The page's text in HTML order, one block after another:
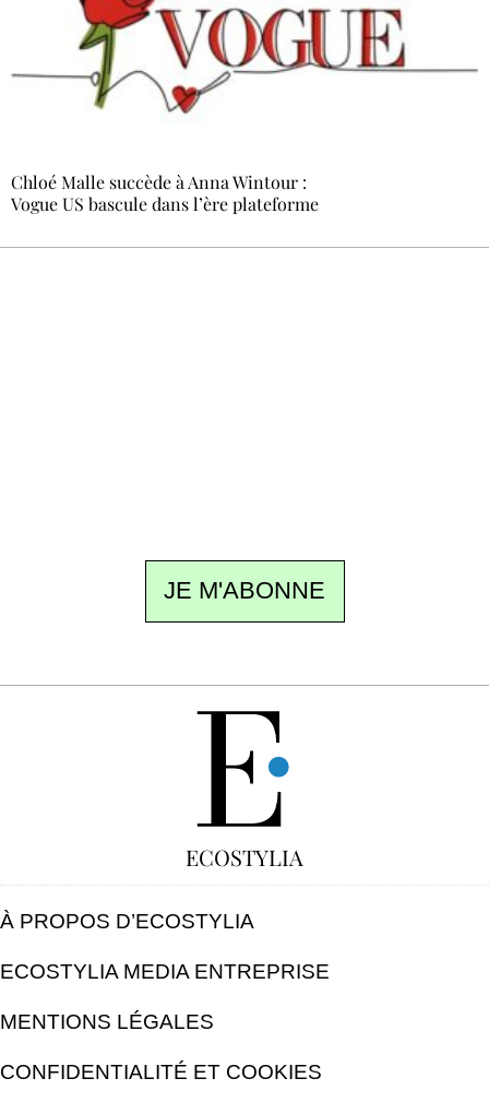
Chloé Malle succède à Anna Wintour :
Vogue US bascule dans l’ère plateforme
JE M'ABONNE
ECOSTYLIA
À PROPOS D’ECOSTYLIA
ECOSTYLIA MEDIA ENTREPRISE
MENTIONS LÉGALES
CONFIDENTIALITÉ ET COOKIES